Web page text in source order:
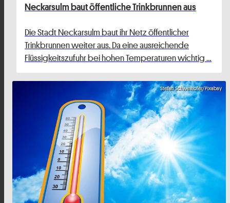
Neckarsulm baut öffentliche Trinkbrunnen aus
Die Stadt Neckarsulm baut ihr Netz öffentlicher
Trinkbrunnen weiter aus. Da eine ausreichende
Flüssigkeitszufuhr bei hohen Temperaturen wichtig …
Stefan Schweihofer/Pixabay